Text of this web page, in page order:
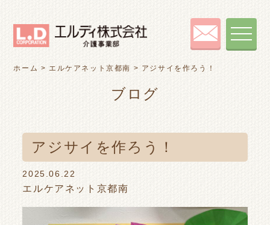
toggle
ホーム > エルケアネット京都南 > アジサイを作ろう！
ブログ
アジサイを作ろう！
2025.06.22
エルケアネット京都南